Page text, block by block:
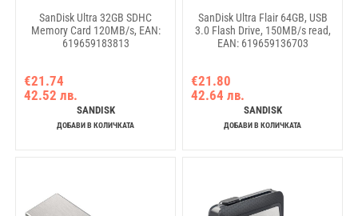
SanDisk Ultra 32GB SDHC
Memory Card 120MB/s, EAN:
619659183813
€21.74
42.52 лв.
SANDISK
ДОБАВИ В КОЛИЧКАТА
SanDisk Ultra Flair 64GB, USB
3.0 Flash Drive, 150MB/s read,
EAN: 619659136703
€21.80
42.64 лв.
SANDISK
ДОБАВИ В КОЛИЧКАТА